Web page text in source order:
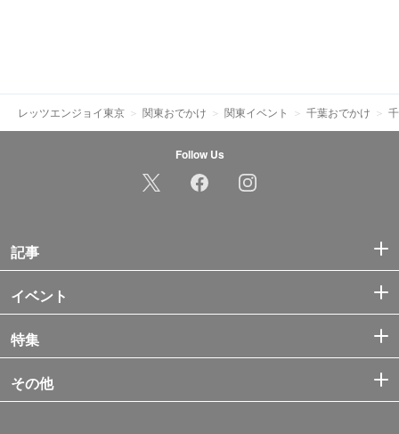
レッツエンジョイ東京 関東おでかけ 関東イベント 千葉おでかけ
Follow Us
記事
イベント
特集
その他